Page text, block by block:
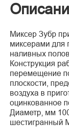
Миксер Зубр
миксерами для
наливных
Конструкция
перемещение
плоскости,
воздуха в
оцинкованное
Диаметр, мм
шестигранный